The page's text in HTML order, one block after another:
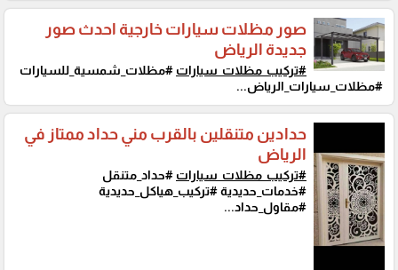
صور مظلات سيارات خارجية احدث صور
جديدة الرياض
#تركيب_مظلات_سيارات #مظلات_شمسية_للسيارات
#مظلات_سيارات_الرياض...
حدادين متنقلين بالقرب مني حداد ممتاز في
الرياض
#تركيب_مظلات_سيارات #حداد_متنقل
#خدمات_حديدية #تركيب_هياكل_حديدية
#مقاول_حداد...